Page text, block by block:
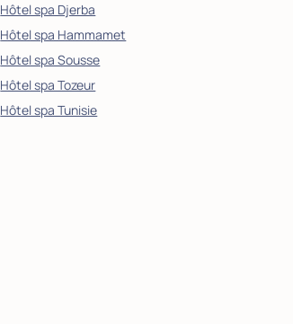
Hôtel spa Djerba
Hôtel spa Hammamet
Hôtel spa Sousse
Hôtel spa Tozeur
Hôtel spa Tunisie